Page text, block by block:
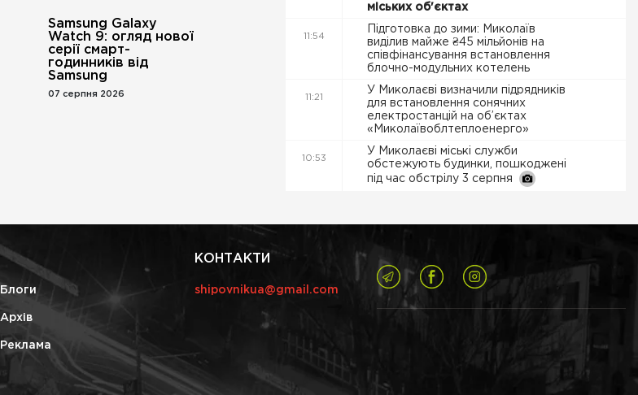
Samsung Galaxy
Watch 9: огляд нової
серії смарт-
годинників від
Samsung
07 серпня 2026
міських об'єктах
11:54
Підготовка до зими: Миколаїв
виділив майже ₴45 мільйонів на
співфінансування встановлення
блочно-модульних котелень
11:21
У Миколаєві визначили підрядників
для встановлення сонячних
електростанцій на об’єктах
«Миколаївоблтеплоенерго»
10:53
У Миколаєві міські служби
обстежують будинки, пошкоджені
під час обстрілу 3 серпня
Блоги
Архів
Реклама
КОНТАКТИ
shipovnikua@gmail.com